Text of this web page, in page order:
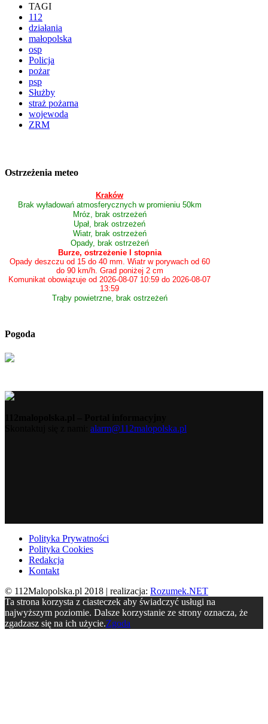
TAGI
112
działania
małopolska
osp
Policja
pożar
psp
Służby
straż pożarna
wojewoda
ZRM
Ostrzeżenia meteo
Kraków
Brak wyładowań atmosferycznych w promieniu 50km
Mróz, brak ostrzeżeń
Upał, brak ostrzeżeń
Wiatr, brak ostrzeżeń
Opady, brak ostrzeżeń
Burze, ostrzeżenie I stopnia
Opady deszczu od 15 do 40 mm. Wiatr w porywach od 60
do 90 km/h. Grad poniżej 2 cm
Komunikat obowiązuje od 2026-08-07 10:59 do 2026-08-07
13:59
Trąby powietrzne, brak ostrzeżeń
Pogoda
alarm@112malopolska.pl
Polityka Prywatności
Polityka Cookies
Redakcja
Kontakt
© 112Malopolska.pl 2018 | realizacja: Rozumek.NET
Ta strona korzysta z ciasteczek aby świadczyć usługi na
najwyższym poziomie. Dalsze korzystanie ze strony oznacza, że
zgadzasz się na ich użycie.Zgoda